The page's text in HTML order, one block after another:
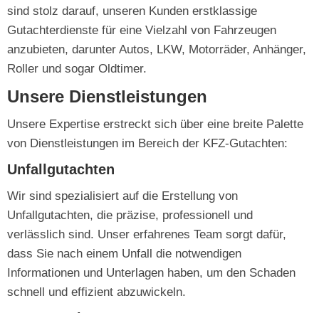
sind stolz darauf, unseren Kunden erstklassige
Gutachterdienste für eine Vielzahl von Fahrzeugen
anzubieten, darunter Autos, LKW, Motorräder, Anhänger,
Roller und sogar Oldtimer.
Unsere Dienstleistungen
Unsere Expertise erstreckt sich über eine breite Palette
von Dienstleistungen im Bereich der KFZ-Gutachten:
Unfallgutachten
Wir sind spezialisiert auf die Erstellung von
Unfallgutachten, die präzise, professionell und
verlässlich sind. Unser erfahrenes Team sorgt dafür,
dass Sie nach einem Unfall die notwendigen
Informationen und Unterlagen haben, um den Schaden
schnell und effizient abzuwickeln.